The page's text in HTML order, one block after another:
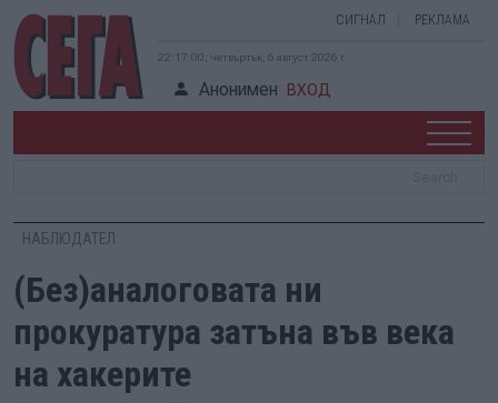
СИГНАЛ РЕКЛАМА
22:17:00, четвъртък, 6 август 2026 г.
Анонимен ВХОД
НАБЛЮДАТЕЛ
(Без)аналоговата ни
прокуратура затъна във века
на хакерите